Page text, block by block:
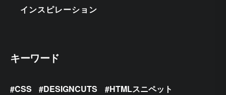
インスピレーション
キーワード
CSS DESIGNCUTS
HTMLスニペット